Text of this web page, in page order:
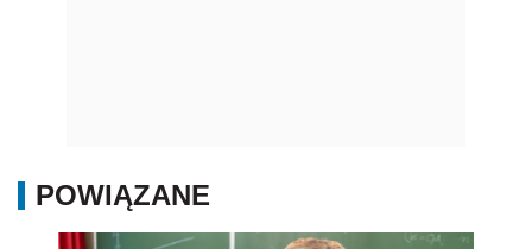
POWIĄZANE